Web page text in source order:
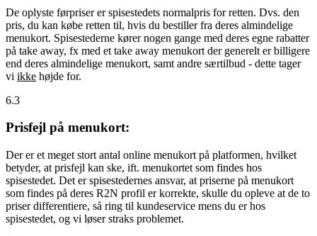
De oplyste førpriser er spisestedets normalpris for retten. Dvs. den
pris, du kan købe retten til, hvis du bestiller fra deres almindelige
menukort. Spisestederne kører nogen gange med deres egne rabatter
på take away, fx med et take away menukort der generelt er billigere
end deres almindelige menukort, samt andre særtilbud - dette tager
vi ikke højde for.
6.3
Prisfejl på menukort:
Der er et meget stort antal online menukort på platformen, hvilket
betyder, at prisfejl kan ske, ift. menukortet som findes hos
spisestedet. Det er spisestedernes ansvar, at priserne på menukort
som findes på deres R2N profil er korrekte, skulle du opleve at de to
priser differentiere, så ring til kundeservice mens du er hos
spisestedet, og vi løser straks problemet.